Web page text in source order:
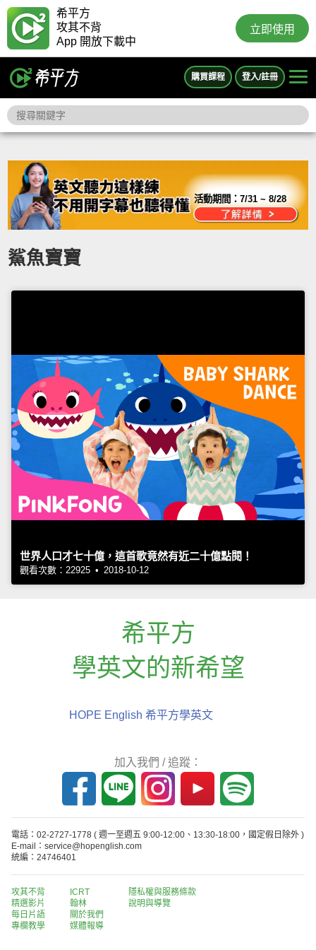
希平方
攻其不背
App 開放下載中
立即使用
購買課程 登入/註冊
活動期間：7/31 ~ 8/28
鯊魚寶寶
世界人口才七十億，這首歌竟然有近二十億點閱！
觀看次數：22925 • 2018-10-12
希平方
學英文的新希望
HOPE English 希平方學英文
加入我們 / 追蹤：
電話：02-2727-1778 ( 週一至週五 9:00-12:00、13:30-18:00，國定假日除外 )
E-mail：service@hopenglish.com
統編：24746401
攻其不背
精選影片
每日片語
專欄教學
ICRT
翰林
關於我們
媒體報導
隱私權與服務條款
說明與導覽